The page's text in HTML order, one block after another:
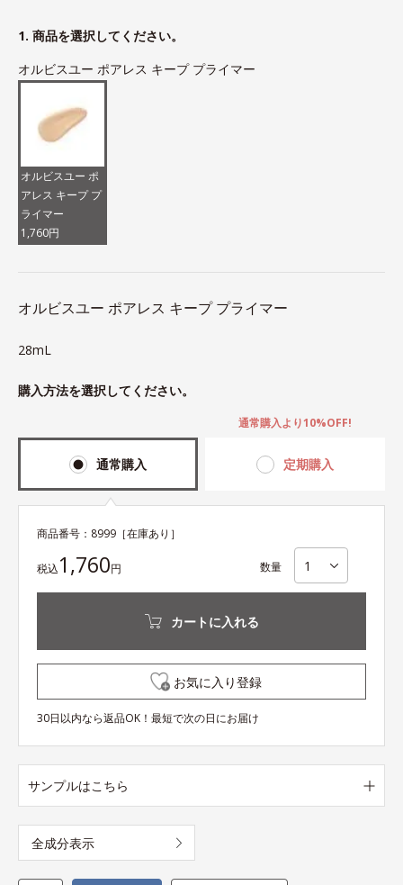
1. 商品を選択してください。
オルビスユー ポアレス キープ プライマー
オルビスユー ポ
アレス キープ プ
ライマー
1,760円
オルビスユー ポアレス キープ プライマー
28mL
購入方法を選択してください。
通常購入 定期購入
通常購入より10%OFF!
商品番号： 8999 ［在庫あり］
税込1,760円 数量
カートに入れる
お気に入り登録
30日以内なら返品OK！最短で次の日にお届け
サンプルはこちら
全成分表示